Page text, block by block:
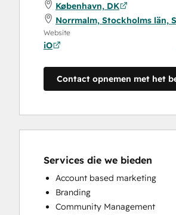
København, DK
Norrmalm, Stockholms län,
Website
iO
Contact opnemen met het
Services die we bieden
Account based marketing
Branding
Community Management